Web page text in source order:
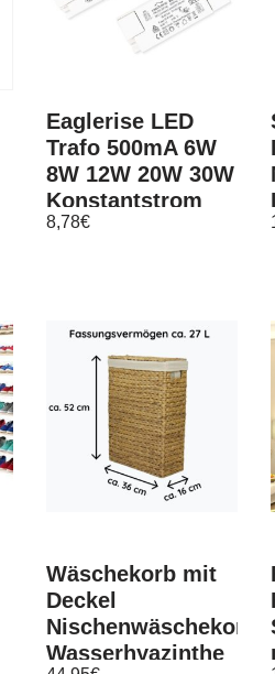
Eaglerise LED
Trafo 500mA 6W
8W 12W 20W 30W
Konstantstrom
LED Netzteil
8,78€
Wäschekorb mit
Deckel
Nischenwäschekorb
Wasserhyazinthe